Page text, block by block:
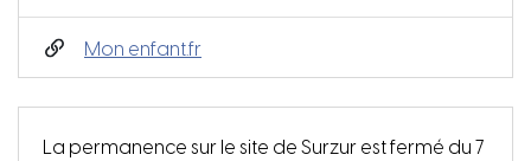
Mon enfant.fr
La permanence sur le site de Surzur est fermé du 7